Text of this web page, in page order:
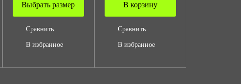
Выбрать размер
Сравнить
В избранное
В корзину
Сравнить
В избранное